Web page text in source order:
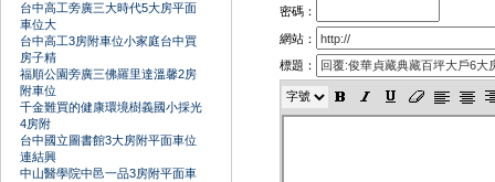
台中高工旁廣三大時代5大房平面
車位大
台中高工3房附車位小家庭台中買
房子精
福順公園旁廣三佛羅里達溫馨2房
附車位
千金難買的健康環境樹義國小採光
4房附
台中國立圖書館3大房附平面車位
連結興
中山醫學院中邑一品3房附平面車
密碼：
網站：
標題：